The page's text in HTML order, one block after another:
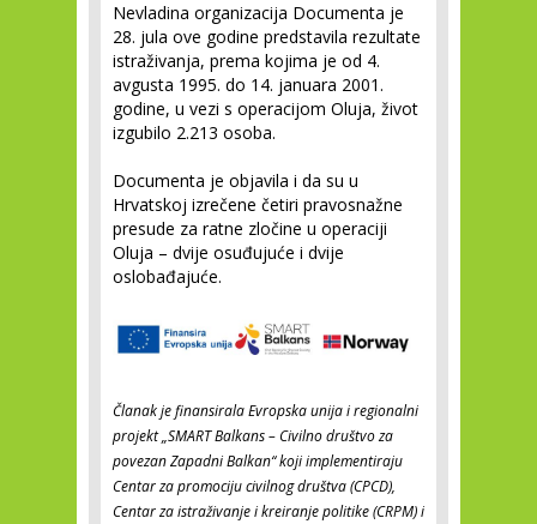
Nevladina organizacija Documenta je
28. jula ove godine predstavila rezultate
istraživanja, prema kojima je od 4.
avgusta 1995. do 14. januara 2001.
godine, u vezi s operacijom Oluja, život
izgubilo 2.213 osoba.
Documenta je objavila i da su u
Hrvatskoj izrečene četiri pravosnažne
presude za ratne zločine u operaciji
Oluja – dvije osuđujuće i dvije
oslobađajuće.
Članak je finansirala Evropska unija i regionalni
projekt „SMART Balkans – Civilno društvo za
povezan Zapadni Balkan“ koji implementiraju
Centar za promociju civilnog društva (CPCD),
Centar za istraživanje i kreiranje politike (CRPM) i